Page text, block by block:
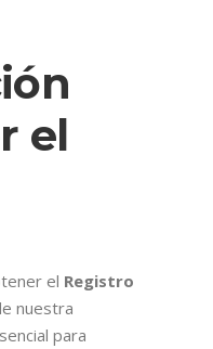
el
el Registro
nuestra
para